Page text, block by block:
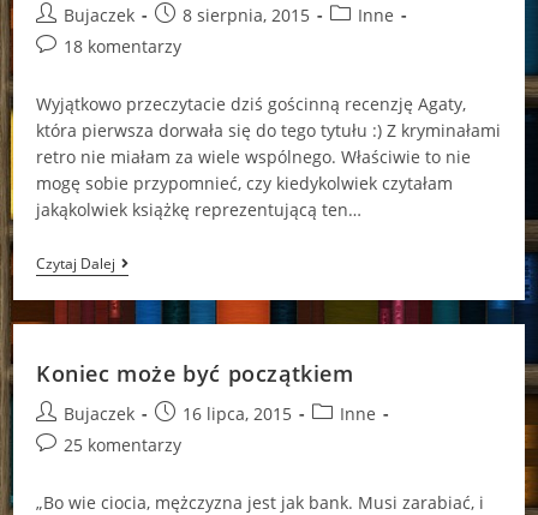
Się
Głośno…”*
Post
author:
Bujaczek
Post
published:
8 sierpnia, 2015
PostInne
Post18 komentarzy
Wyjątkowo przeczytacie dziś gościnną recenzję Agaty,
która pierwsza dorwała się do tego tytułu :) Z kryminałami
retro nie miałam za wiele wspólnego. Właściwie to nie
mogę sobie przypomnieć, czy kiedykolwiek czytałam
jakąkolwiek książkę reprezentującą ten…
Czytaj DalejZbrodnia
W
Szkarłacie
Koniec może być początkiem
Post
author:
Bujaczek
Post
published:
16 lipca, 2015
PostInne
Post25 komentarzy
„Bo wie ciocia, mężczyzna jest jak bank. Musi zarabiać, i